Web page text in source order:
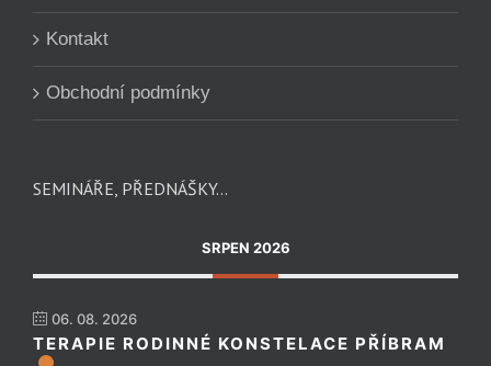
Kontakt
Obchodní podmínky
SEMINÁŘE, PŘEDNÁŠKY…
SRPEN 2026
06. 08. 2026
TERAPIE RODINNÉ KONSTELACE PŘÍBRAM